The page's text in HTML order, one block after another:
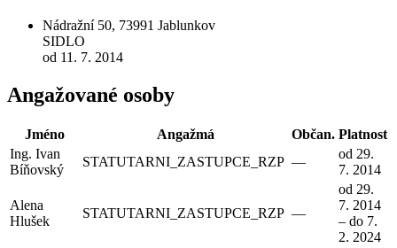
Nádražní 50, 73991 Jablunkov
SIDLO
od 11. 7. 2014
Angažované osoby
Jméno Angažmá Občan. Platnost
Ing. Ivan
Bíňovský
STATUTARNI_ZASTUPCE_RZP —
od 29.
7. 2014
Alena
Hlušek
STATUTARNI_ZASTUPCE_RZP —
od 29.
7. 2014
– do 7.
2. 2024